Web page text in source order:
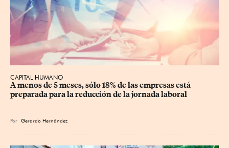
CAPITAL HUMANO
A menos de 5 meses, sólo 18% de las empresas está
preparada para la reducción de la jornada laboral
Por Gerardo Hernández